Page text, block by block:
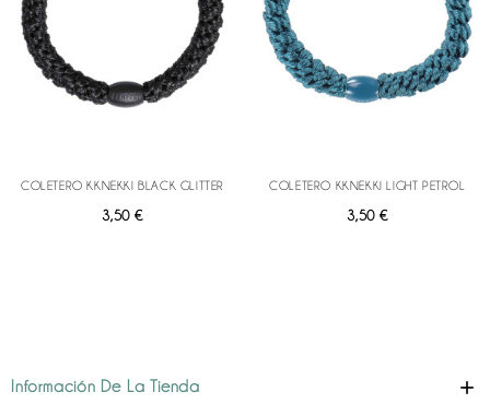
COLETERO KKNEKKI BLACK GLITTER
Precio
3,50 €
COLETERO KKNEKKI LIGHT PETROL
Precio
3,50 €
Información De La Tienda 